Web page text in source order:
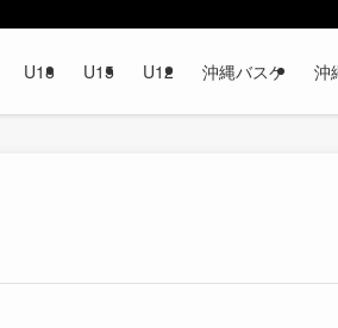
U18 U15 U12 沖縄バスケ 沖